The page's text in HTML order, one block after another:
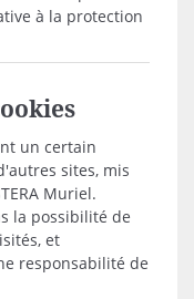
à la protection
un certain
sites, mis
Muriel.
la possibilité de
et
responsabilité de